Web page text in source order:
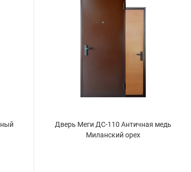
Дверь Меги ДС-110 Античная медь
Миланский орех